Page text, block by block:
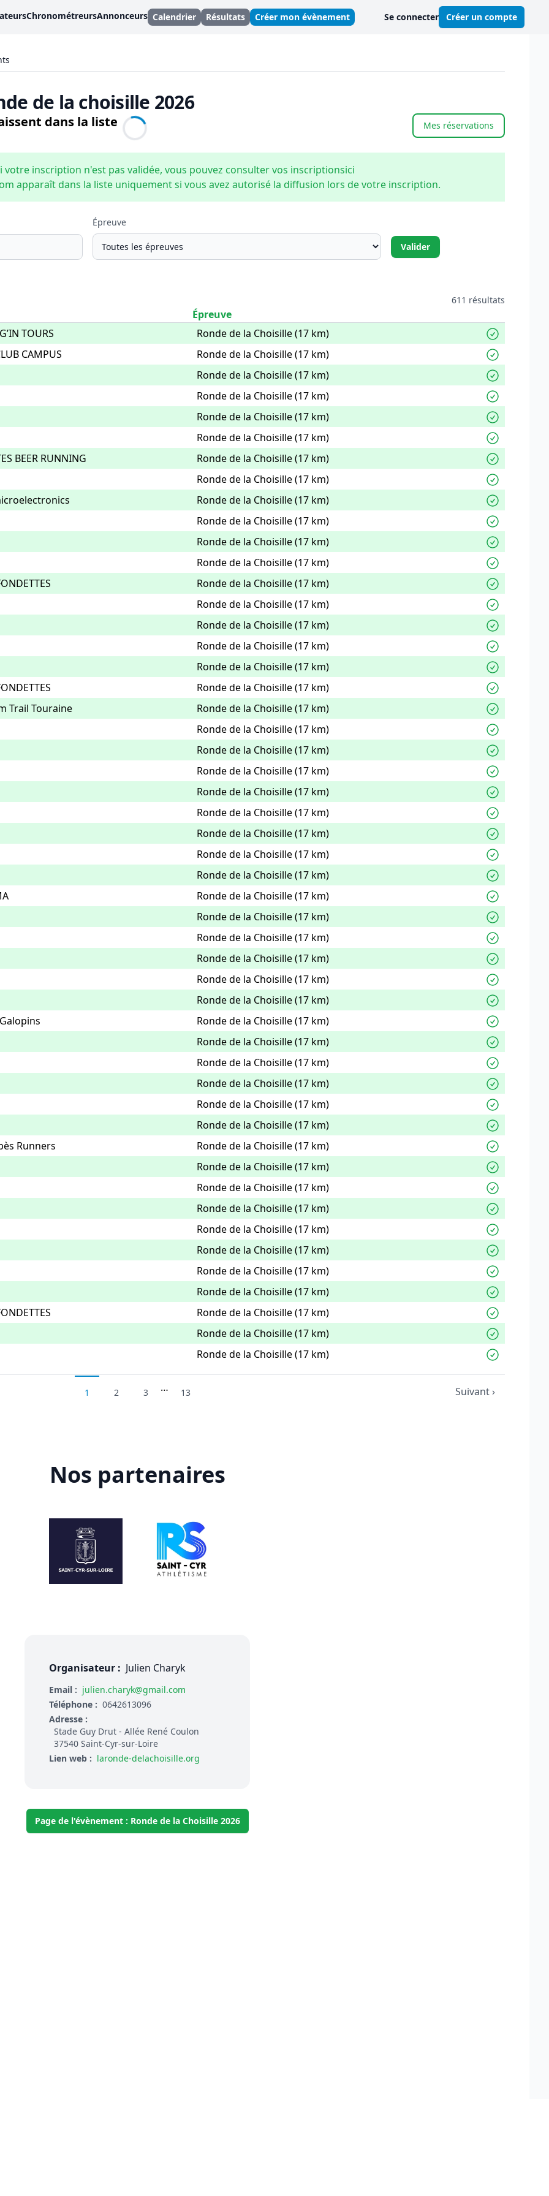
ChronométreursAnnonceurs Calendrier Résultats Créer mon évènement Se connecter Créer un compte
de la choisille 2026
dans la liste Mes réservations
inscription n'est pas validée, vous pouvez consulter vos inscriptionsici
apparaît dans la liste uniquement si vous avez autorisé la diffusion lors de votre inscription.
Épreuve
611 résultats
Épreuve
TOURS
Ronde de la Choisille (17 km)
CAMPUS
Ronde de la Choisille (17 km)
Ronde de la Choisille (17 km)
Ronde de la Choisille (17 km)
Ronde de la Choisille (17 km)
Ronde de la Choisille (17 km)
BEER RUNNING
Ronde de la Choisille (17 km)
Ronde de la Choisille (17 km)
Ronde de la Choisille (17 km)
Ronde de la Choisille (17 km)
Ronde de la Choisille (17 km)
Ronde de la Choisille (17 km)
Ronde de la Choisille (17 km)
Ronde de la Choisille (17 km)
Ronde de la Choisille (17 km)
Ronde de la Choisille (17 km)
Ronde de la Choisille (17 km)
Ronde de la Choisille (17 km)
Trail Touraine
Ronde de la Choisille (17 km)
Ronde de la Choisille (17 km)
Ronde de la Choisille (17 km)
Ronde de la Choisille (17 km)
Ronde de la Choisille (17 km)
Ronde de la Choisille (17 km)
Ronde de la Choisille (17 km)
Ronde de la Choisille (17 km)
Ronde de la Choisille (17 km)
Ronde de la Choisille (17 km)
Ronde de la Choisille (17 km)
Ronde de la Choisille (17 km)
Ronde de la Choisille (17 km)
Ronde de la Choisille (17 km)
Ronde de la Choisille (17 km)
Ronde de la Choisille (17 km)
Ronde de la Choisille (17 km)
Ronde de la Choisille (17 km)
Ronde de la Choisille (17 km)
Ronde de la Choisille (17 km)
Ronde de la Choisille (17 km)
Runners
Ronde de la Choisille (17 km)
Ronde de la Choisille (17 km)
Ronde de la Choisille (17 km)
Ronde de la Choisille (17 km)
Ronde de la Choisille (17 km)
Ronde de la Choisille (17 km)
Ronde de la Choisille (17 km)
Ronde de la Choisille (17 km)
Ronde de la Choisille (17 km)
Ronde de la Choisille (17 km)
Ronde de la Choisille (17 km)
1 2 3 … 13 Suivant ›
Nos partenaires
Organisateur : Julien Charyk
Email : julien.charyk@gmail.com
Téléphone : 0642613096
Adresse :
Stade Guy Drut - Allée René Coulon
37540 Saint-Cyr-sur-Loire
Lien web : laronde-delachoisille.org
Page de l'évènement : Ronde de la Choisille 2026